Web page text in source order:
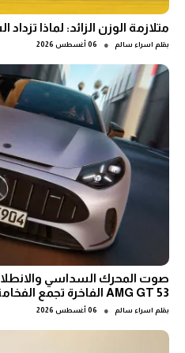
متلازمة الوزن الزائد: لماذا تزداد
بقلم اسراء سالم ● 06 أغسطس 2026
صوت المحرك السداسي
AMG GT 53 الفاخرة تجمع الفخامة بالأداء
بقلم اسراء سالم ● 06 أغسطس 2026